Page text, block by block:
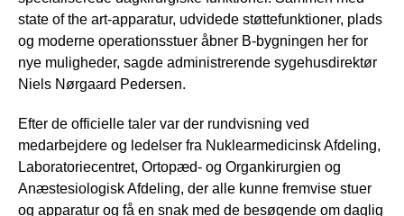
state of the art-apparatur, udvidede støttefunktioner, plads
og moderne operationsstuer åbner B-bygningen her for
nye muligheder, sagde administrerende sygehusdirektør
Niels Nørgaard Pedersen.
Efter de officielle taler var der rundvisning ved
medarbejdere og ledelser fra Nuklearmedicinsk Afdeling,
Laboratoriecentret, Ortopæd- og Organkirurgien og
Anæstesiologisk Afdeling, der alle kunne fremvise stuer
og apparatur og få en snak med de besøgende om daglig